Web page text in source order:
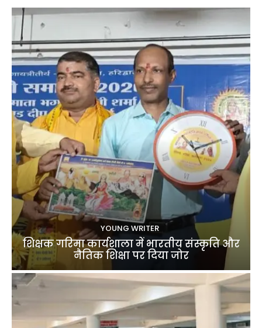
YOUNG WRITER
शिक्षक गरिमा कार्यशाला में भारतीय संस्कृति और
नैतिक शिक्षा पर दिया जोर